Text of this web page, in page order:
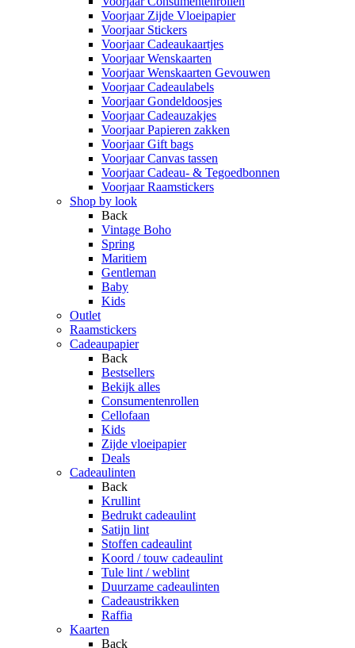
Voorjaar Zijde Vloeipapier
Voorjaar Stickers
Voorjaar Cadeaukaartjes
Voorjaar Wenskaarten
Voorjaar Wenskaarten Gevouwen
Voorjaar Cadeaulabels
Voorjaar Gondeldoosjes
Voorjaar Cadeauzakjes
Voorjaar Papieren zakken
Voorjaar Gift bags
Voorjaar Canvas tassen
Voorjaar Cadeau- & Tegoedbonnen
Voorjaar Raamstickers
Shop by look
Back
Vintage Boho
Spring
Maritiem
Gentleman
Baby
Kids
Outlet
Raamstickers
Cadeaupapier
Back
Bestsellers
Bekijk alles
Consumentenrollen
Cellofaan
Kids
Zijde vloeipapier
Deals
Cadeaulinten
Back
Krullint
Bedrukt cadeaulint
Satijn lint
Stoffen cadeaulint
Koord / touw cadeaulint
Tule lint / weblint
Duurzame cadeaulinten
Cadeaustrikken
Raffia
Kaarten
Back